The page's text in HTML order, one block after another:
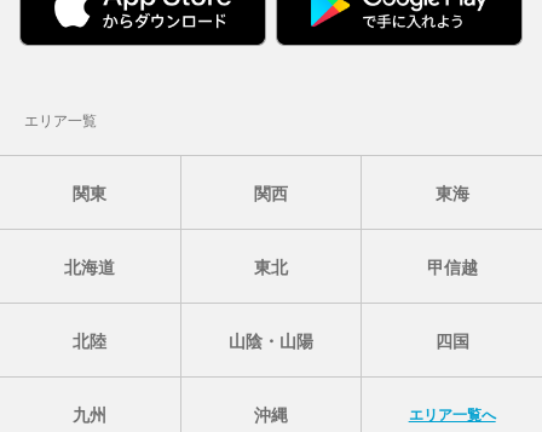
エリア一覧
関東 関西 東海
北海道 東北 甲信越
北陸 山陰・山陽 四国
九州 沖縄 エリア一覧へ